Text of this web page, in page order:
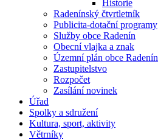
Historie
Radenínský čtvrtletník
Publicita-dotační programy
Služby obce Radenín
Obecní vlajka a znak
Územní plán obce Radenín
Zastupitelstvo
Rozpočet
Zasílání novinek
Úřad
Spolky a sdružení
Kultura, sport, aktivity
Větrníky